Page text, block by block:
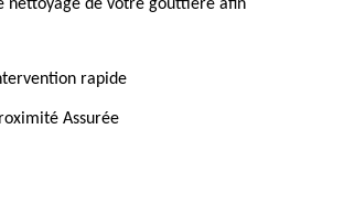
nettoyage de votre gouttière afin
rapide
Assurée